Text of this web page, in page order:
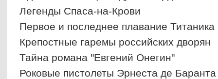
Легенды Спаса-на-Крови
Первое и последнее плавание Титаника
Крепостные гаремы российских дворян
Тайна романа "Евгений Онегин"
Роковые пистолеты Эрнеста де Баранта